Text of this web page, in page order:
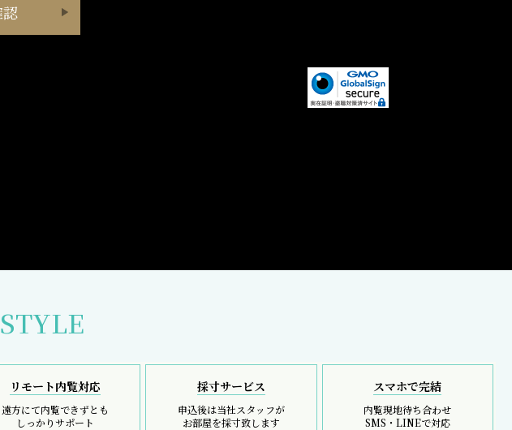
STYLE
リモート内覧対応
遠方にて内覧できずとも
しっかりサポート
採寸サービス
申込後は当社スタッフが
お部屋を採寸致します
スマホで完結
内覧現地待ち合わせ
SMS・LINEで対応